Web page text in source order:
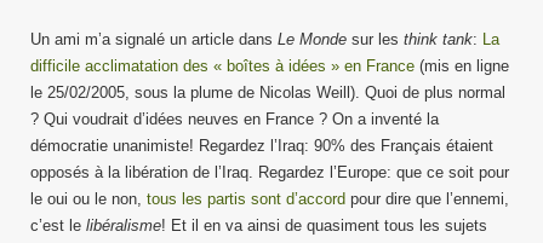
Un ami m’a signalé un article dans Le Monde sur les think tank: La
difficile acclimatation des « boîtes à idées » en France (mis en ligne
le 25/02/2005, sous la plume de Nicolas Weill). Quoi de plus normal
? Qui voudrait d’idées neuves en France ? On a inventé la
démocratie unanimiste! Regardez l’Iraq: 90% des Français étaient
opposés à la libération de l’Iraq. Regardez l’Europe: que ce soit pour
le oui ou le non, tous les partis sont d’accord pour dire que l’ennemi,
c’est le libéralisme! Et il en va ainsi de quasiment tous les sujets